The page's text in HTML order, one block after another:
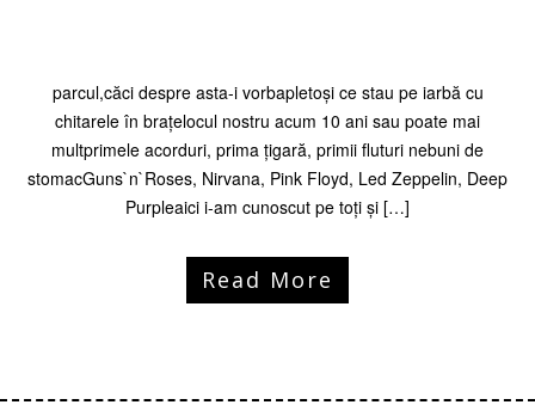
parcul,căci despre asta-i vorbapletoși ce stau pe iarbă cu
chitarele în brațelocul nostru acum 10 ani sau poate mai
multprimele acorduri, prima țigară, primii fluturi nebuni de
stomacGuns`n`Roses, Nirvana, Pink Floyd, Led Zeppelin, Deep
Purpleaici i-am cunoscut pe toți și […]
Read More